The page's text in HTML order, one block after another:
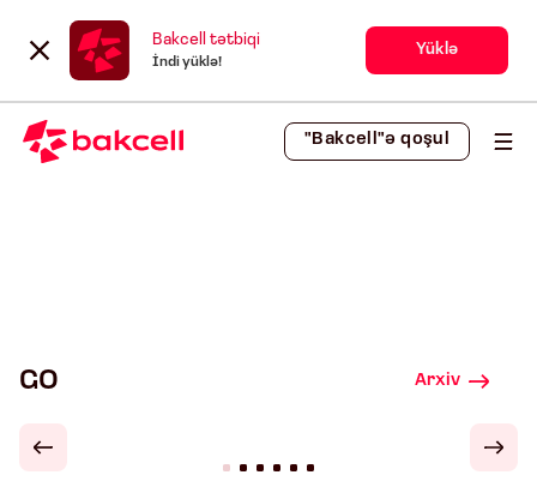
Bakcell tətbiqi
İndi yüklə!
Yüklə
"Bakcell"ə qoşul
GO Arxiv